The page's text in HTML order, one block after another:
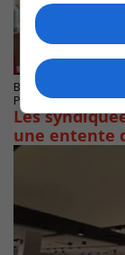
BROSSARD
Publié le 12 mai
Les
une entente